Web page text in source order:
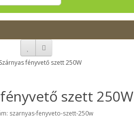
szett 250W
szarnyas-fenyveto-szett-250w